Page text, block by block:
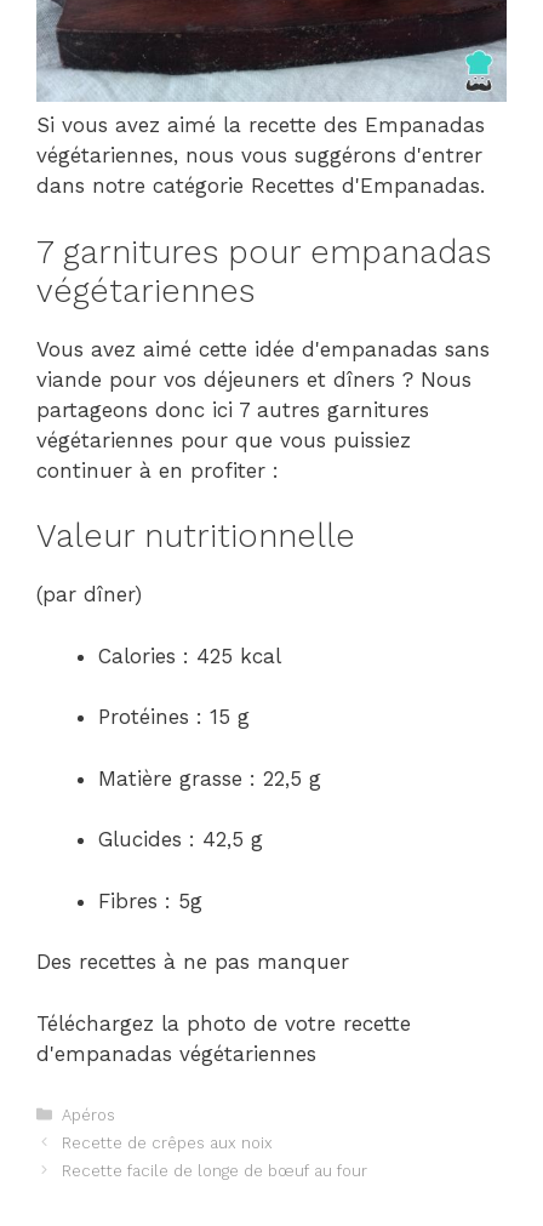
Si vous avez aimé la recette des Empanadas
végétariennes, nous vous suggérons d'entrer
dans notre catégorie Recettes d'Empanadas.
7 garnitures pour empanadas
végétariennes
Vous avez aimé cette idée d'empanadas sans
viande pour vos déjeuners et dîners ? Nous
partageons donc ici 7 autres garnitures
végétariennes pour que vous puissiez
continuer à en profiter :
Valeur nutritionnelle
(par dîner)
Calories : 425 kcal
Protéines : 15 g
Matière grasse : 22,5 g
Glucides : 42,5 g
Fibres : 5g
Des recettes à ne pas manquer
Téléchargez la photo de votre recette
d'empanadas végétariennes
Catégories
Apéros
Navigation
des
Recette de crêpes aux noix
Recette facile de longe de bœuf au four